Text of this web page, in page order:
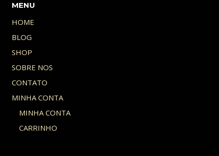
MENU
HOME
BLOG
SHOP
SOBRE NOS
CONTATO
MINHA CONTA
MINHA CONTA
CARRINHO